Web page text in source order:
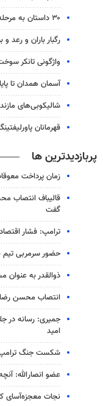
۳۰ داستان به مرحله نهایی جایزه ادبی «ارغوان» رسیدند
رگبار باران و رعد
واژگونی تانکر
آسمان همدان تا
شالیکوبی‌های
قهرمانان
پربازدیدترین ها
زمان پرداخت
قالیباف انتصاب
گفت
ترامپ: فشار
حضور سرمربی تیم
ذوالقدر به
انتصاب محسن
جمیری: رسانه‌ در
امید
شکست جنگ ترامپ
عضو انصارالله:
نجات معجزه‌آسای کارگر ۲۲ ساله از عمق ۱۵ متری